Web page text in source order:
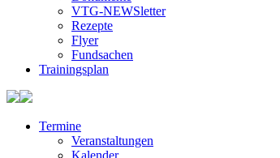
VTG-NEWSletter
Rezepte
Flyer
Fundsachen
Trainingsplan
Termine
Veranstaltungen
Kalender